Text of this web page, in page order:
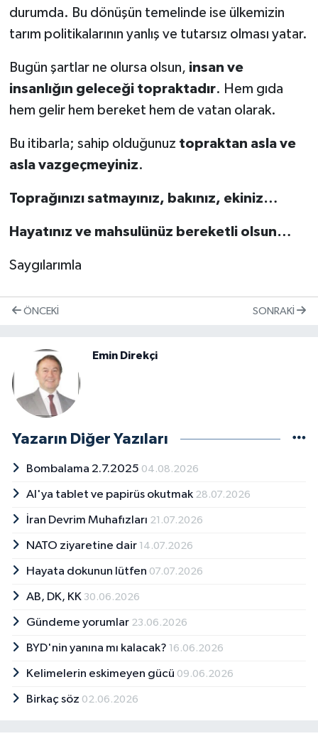
durumda. Bu dönüşün temelinde ise ülkemizin
tarım politikalarının yanlış ve tutarsız olması yatar.
Bugün şartlar ne olursa olsun, insan ve
insanlığın geleceği topraktadır. Hem gıda
hem gelir hem bereket hem de vatan olarak.
Bu itibarla; sahip olduğunuz topraktan asla ve
asla vazgeçmeyiniz.
Toprağınızı satmayınız, bakınız, ekiniz…
Hayatınız ve mahsulünüz bereketli olsun…
Saygılarımla
ÖNCEKI SONRAKI
Emin Direkçi
Yazarın Diğer Yazıları
Bombalama 2.7.2025 04.08.2026
AI'ya tablet ve papirüs okutmak 28.07.2026
İran Devrim Muhafızları 21.07.2026
NATO ziyaretine dair 14.07.2026
Hayata dokunun lütfen 07.07.2026
AB, DK, KK 30.06.2026
Gündeme yorumlar 23.06.2026
BYD'nin yanına mı kalacak? 16.06.2026
Kelimelerin eskimeyen gücü 09.06.2026
Birkaç söz 02.06.2026